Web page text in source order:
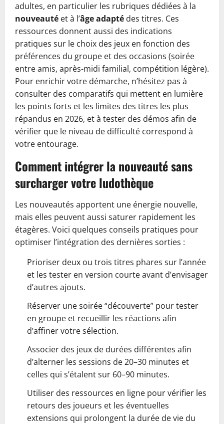
adultes, en particulier les rubriques dédiées à la
nouveauté et à l’âge adapté des titres. Ces
ressources donnent aussi des indications
pratiques sur le choix des jeux en fonction des
préférences du groupe et des occasions (soirée
entre amis, après-midi familial, compétition légère).
Pour enrichir votre démarche, n’hésitez pas à
consulter des comparatifs qui mettent en lumière
les points forts et les limites des titres les plus
répandus en 2026, et à tester des démos afin de
vérifier que le niveau de difficulté correspond à
votre entourage.
Comment intégrer la nouveauté sans
surcharger votre ludothèque
Les nouveautés apportent une énergie nouvelle,
mais elles peuvent aussi saturer rapidement les
étagères. Voici quelques conseils pratiques pour
optimiser l’intégration des dernières sorties :
Prioriser deux ou trois titres phares sur l’année
et les tester en version courte avant d’envisager
d’autres ajouts.
Réserver une soirée “découverte” pour tester
en groupe et recueillir les réactions afin
d’affiner votre sélection.
Associer des jeux de durées différentes afin
d’alterner les sessions de 20–30 minutes et
celles qui s’étalent sur 60–90 minutes.
Utiliser des ressources en ligne pour vérifier les
retours des joueurs et les éventuelles
extensions qui prolongent la durée de vie du